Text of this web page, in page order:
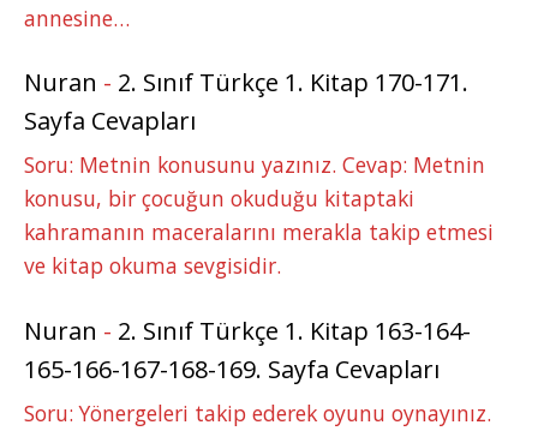
annesine…
Nuran - 2. Sınıf Türkçe 1. Kitap 170-171.
Sayfa Cevapları
Soru: Metnin konusunu yazınız. Cevap: Metnin
konusu, bir çocuğun okuduğu kitaptaki
kahramanın maceralarını merakla takip etmesi
ve kitap okuma sevgisidir.
Nuran - 2. Sınıf Türkçe 1. Kitap 163-164-
165-166-167-168-169. Sayfa Cevapları
Soru: Yönergeleri takip ederek oyunu oynayınız.